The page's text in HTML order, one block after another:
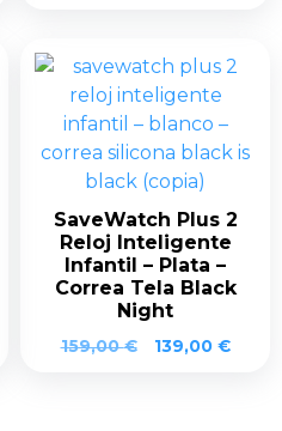
€.
era:
149,00 €.
SaveWatch Plus 2
Reloj Inteligente
Infantil – Plata –
Correa Tela Black
Night
159,00€
El
139,00 €El